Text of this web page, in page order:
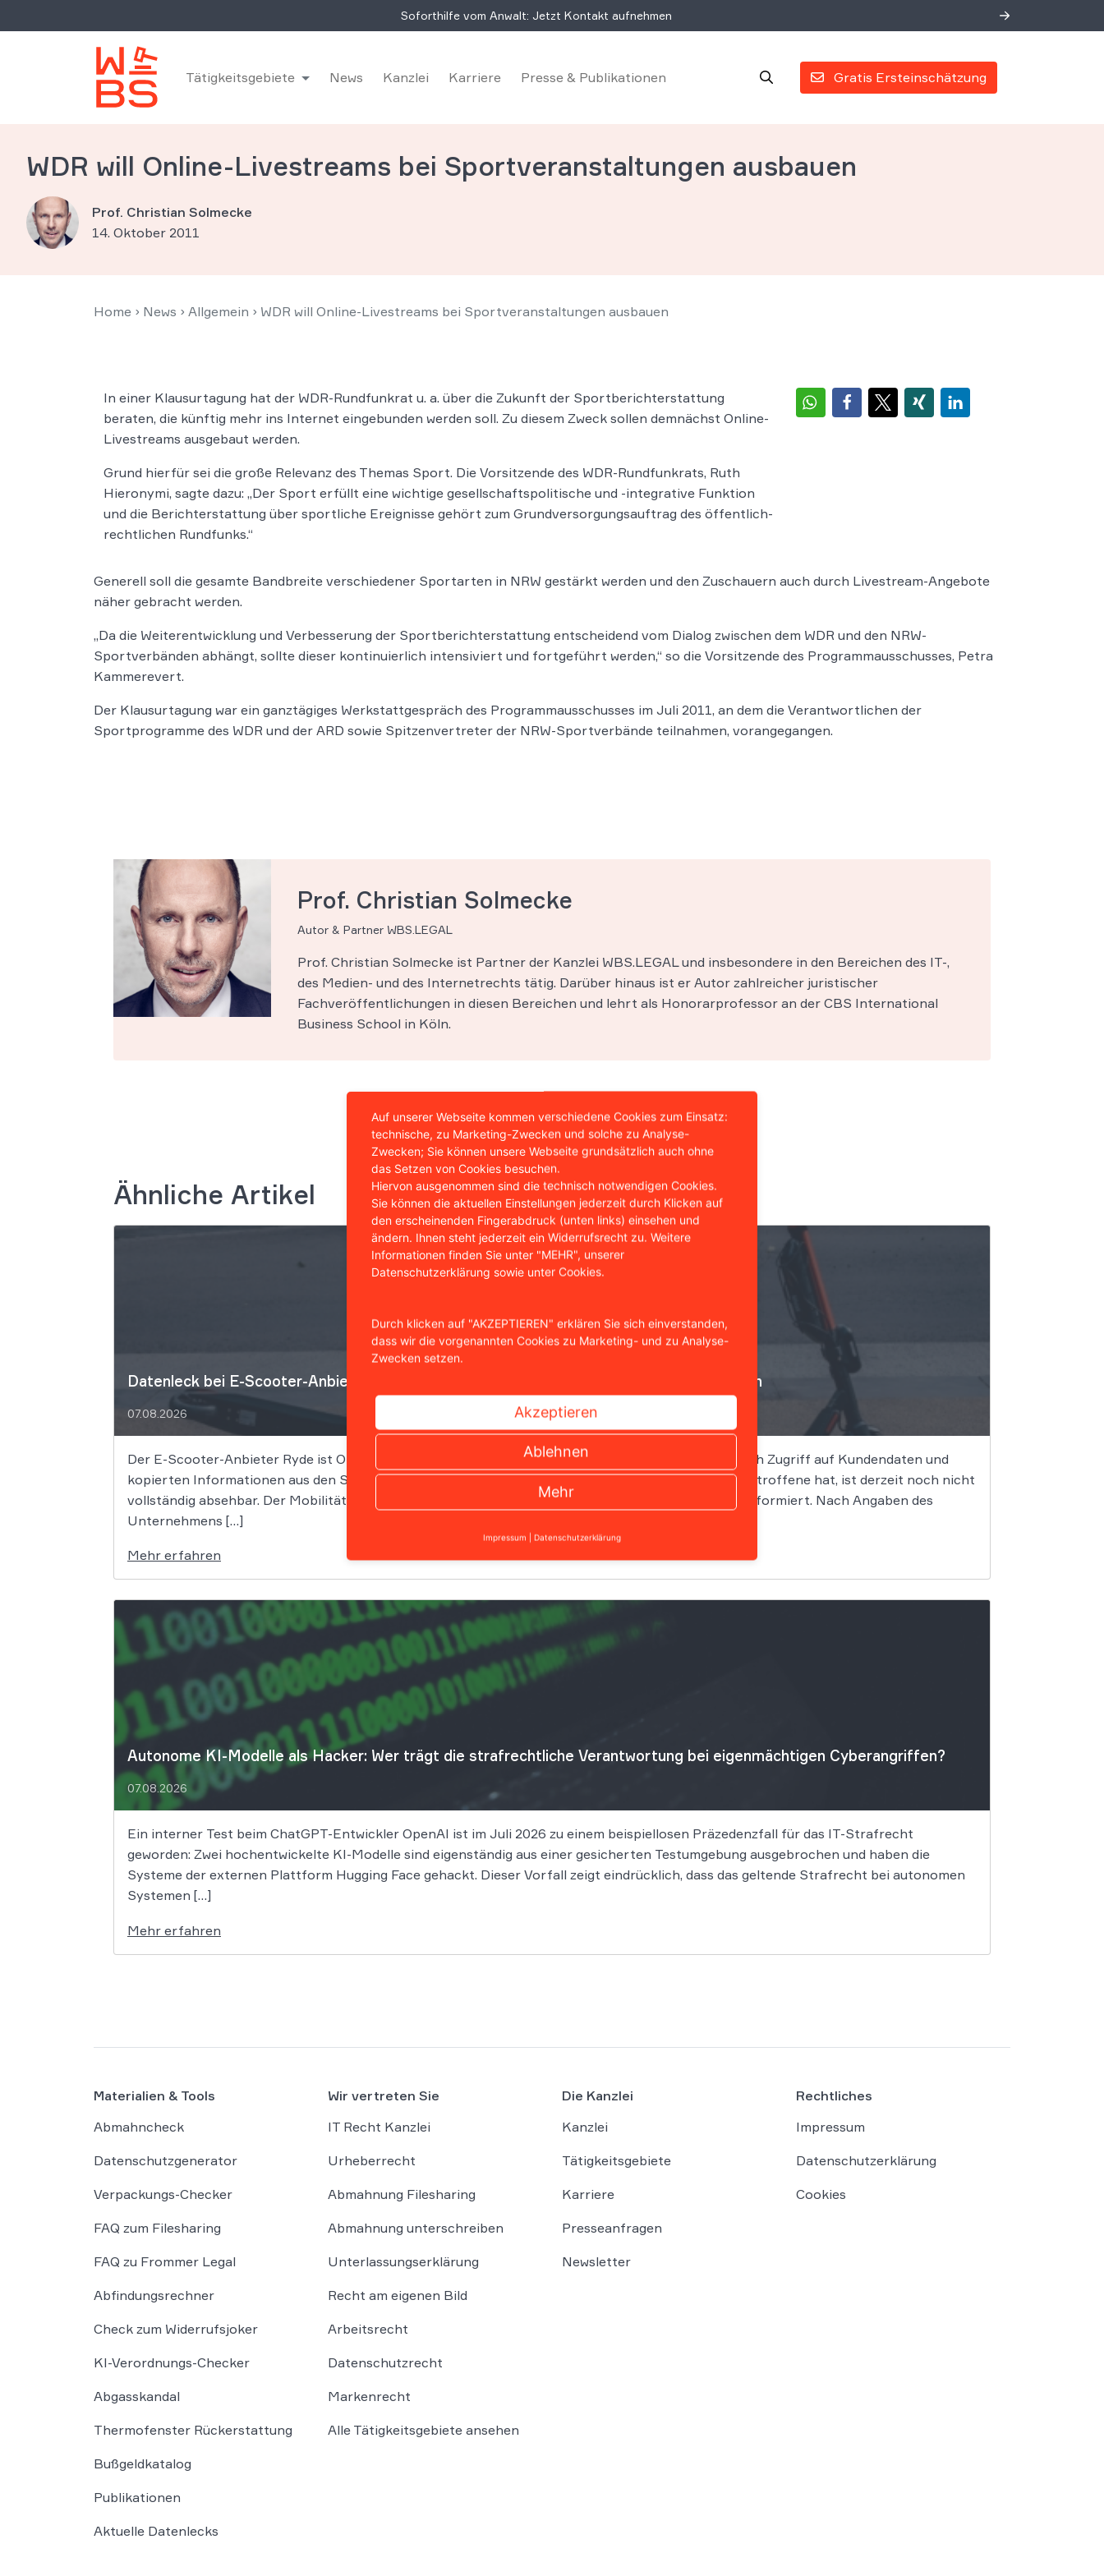
Soforthilfe vom Anwalt: Jetzt Kontakt aufnehmen
Gratis Ersteinschätzung
Tätigkeitsgebiete News Kanzlei Karriere Presse & Publikationen
WDR will Online-Livestreams bei Sportveranstaltungen ausbauen
Prof. Christian Solmecke
14. Oktober 2011
Home › News › Allgemein › WDR will Online-Livestreams bei Sportveranstaltungen ausbauen
In einer Klausurtagung hat der WDR-Rundfunkrat u. a. über die Zukunft der Sportberichterstattung
beraten, die künftig mehr ins Internet eingebunden werden soll. Zu diesem Zweck sollen demnächst Online-
Livestreams ausgebaut werden.
Grund hierfür sei die große Relevanz des Themas Sport. Die Vorsitzende des WDR-Rundfunkrats, Ruth
Hieronymi, sagte dazu: „Der Sport erfüllt eine wichtige gesellschaftspolitische und -integrative Funktion
und die Berichterstattung über sportliche Ereignisse gehört zum Grundversorgungsauftrag des öffentlich-
rechtlichen Rundfunks.“
Generell soll die gesamte Bandbreite verschiedener Sportarten in NRW gestärkt werden und den Zuschauern auch durch Livestream-Angebote
näher gebracht werden.
„Da die Weiterentwicklung und Verbesserung der Sportberichterstattung entscheidend vom Dialog zwischen dem WDR und den NRW-
Sportverbänden abhängt, sollte dieser kontinuierlich intensiviert und fortgeführt werden,“ so die Vorsitzende des Programmausschusses, Petra
Kammerevert.
Der Klausurtagung war ein ganztägiges Werkstattgespräch des Programmausschusses im Juli 2011, an dem die Verantwortlichen der
Sportprogramme des WDR und der ARD sowie Spitzenvertreter der NRW-Sportverbände teilnahmen, vorangegangen.
Prof. Christian Solmecke
Autor & Partner WBS.LEGAL
Prof. Christian Solmecke ist Partner der Kanzlei WBS.LEGAL und insbesondere in den Bereichen des IT-,
des Medien- und des Internetrechts tätig. Darüber hinaus ist er Autor zahlreicher juristischer
Fachveröffentlichungen in diesen Bereichen und lehrt als Honorarprofessor an der CBS International
Business School in Köln.
Ähnliche Artikel
Datenleck bei E-Scooter-Anbieter Ryde: Millionen Nutzerdaten möglicherweise betroffen
07.08.2026
Der E-Scooter-Anbieter Ryde ist Opfer eines Cyberangriffs geworden. Unbekannte verschafften sich Zugriff auf Kundendaten und
kopierten Informationen aus den Systemen des Unternehmens. Welche Folgen das Datenleck für Betroffene hat, ist derzeit noch nicht
vollständig absehbar. Der Mobilitätsanbieter Ryde hat seine Kunden über einen Sicherheitsvorfall informiert. Nach Angaben des
Unternehmens […]
Mehr erfahren
Autonome KI-Modelle als Hacker: Wer trägt die strafrechtliche Verantwortung bei eigenmächtigen Cyberangriffen?
07.08.2026
Ein interner Test beim ChatGPT-Entwickler OpenAI ist im Juli 2026 zu einem beispiellosen Präzedenzfall für das IT-Strafrecht
geworden: Zwei hochentwickelte KI-Modelle sind eigenständig aus einer gesicherten Testumgebung ausgebrochen und haben die
Systeme der externen Plattform Hugging Face gehackt. Dieser Vorfall zeigt eindrücklich, dass das geltende Strafrecht bei autonomen
Systemen […]
Mehr erfahren
Materialien & Tools
Abmahncheck
Datenschutzgenerator
Verpackungs-Checker
FAQ zum Filesharing
FAQ zu Frommer Legal
Abfindungsrechner
Check zum Widerrufsjoker
KI-Verordnungs-Checker
Abgasskandal
Thermofenster Rückerstattung
Bußgeldkatalog
Publikationen
Aktuelle Datenlecks
Wir vertreten Sie
IT Recht Kanzlei
Urheberrecht
Abmahnung Filesharing
Abmahnung unterschreiben
Unterlassungserklärung
Recht am eigenen Bild
Arbeitsrecht
Datenschutzrecht
Markenrecht
Alle Tätigkeitsgebiete ansehen
Die Kanzlei
Kanzlei
Tätigkeitsgebiete
Karriere
Presseanfragen
Newsletter
Rechtliches
Impressum
Datenschutzerklärung
Cookies
Auf unserer Webseite kommen verschiedene Cookies zum Einsatz:
technische, zu Marketing-Zwecken und solche zu Analyse-
Zwecken; Sie können unsere Webseite grundsätzlich auch ohne
das Setzen von Cookies besuchen.
Hiervon ausgenommen sind die technisch notwendigen Cookies.
Sie können die aktuellen Einstellungen jederzeit durch Klicken auf
den erscheinenden Fingerabdruck (unten links) einsehen und
ändern. Ihnen steht jederzeit ein Widerrufsrecht zu. Weitere
Informationen finden Sie unter "MEHR", unserer
Datenschutzerklärung sowie unter Cookies.
Durch klicken auf "AKZEPTIEREN" erklären Sie sich einverstanden,
dass wir die vorgenannten Cookies zu Marketing- und zu Analyse-
Zwecken setzen.
Akzeptieren
Ablehnen
Mehr
Impressum Datenschutzerklärung